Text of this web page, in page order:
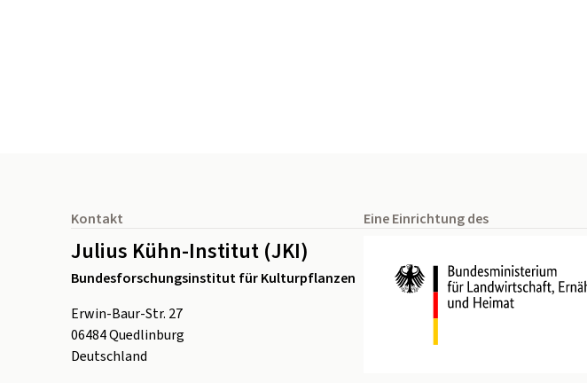
Kontakt
Julius Kühn-Institut (JKI)
Bundesforschungsinstitut für Kulturpflanzen
Erwin-Baur-Str. 27
06484Quedlinburg
Deutschland
Eine Einrichtung des